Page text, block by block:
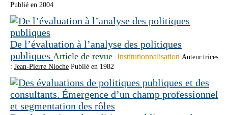
Publié en 2004
De l’évaluation à l’analyse des politiques
publiques Article de revue Institutionnalisation Auteur.trices
: Jean-Pierre Nioche Publié en 1982